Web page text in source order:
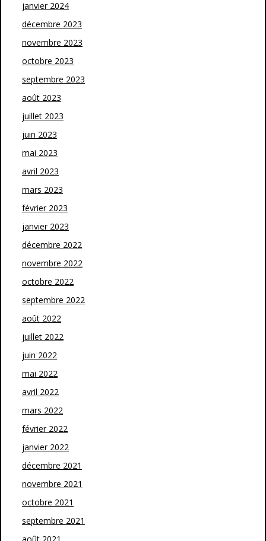
janvier 2024
décembre 2023
novembre 2023
octobre 2023
septembre 2023
août 2023
juillet 2023
juin 2023
mai 2023
avril 2023
mars 2023
février 2023
janvier 2023
décembre 2022
novembre 2022
octobre 2022
septembre 2022
août 2022
juillet 2022
juin 2022
mai 2022
avril 2022
mars 2022
février 2022
janvier 2022
décembre 2021
novembre 2021
octobre 2021
septembre 2021